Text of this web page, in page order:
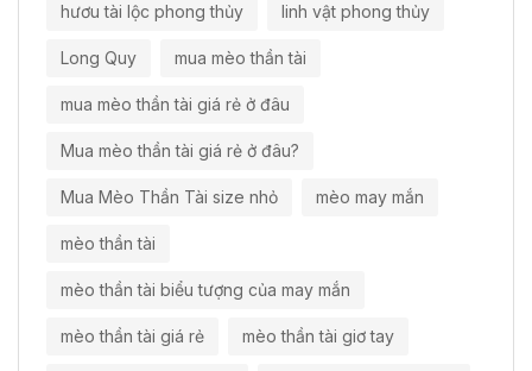
hươu tài lộc phong thủy linh vật phong thủy
Long Quy mua mèo thần tài
mua mèo thần tài giá rẻ ở đâu
Mua mèo thần tài giá rẻ ở đâu?
Mua Mèo Thần Tài size nhỏ mèo may mắn
mèo thần tài
mèo thần tài biểu tượng của may mắn
mèo thần tài giá rẻ mèo thần tài giơ tay